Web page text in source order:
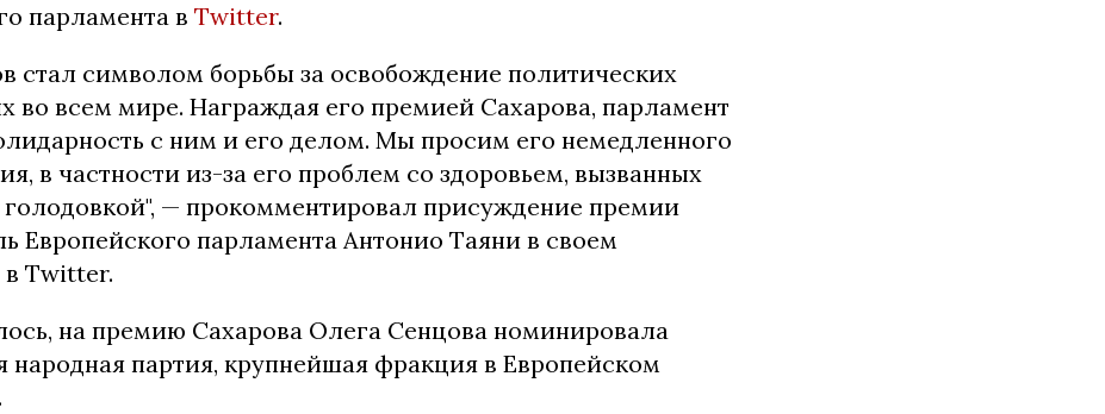
парламента в Twitter.
стал символом борьбы за освобождение политических
во всем мире. Награждая его премией Сахарова, парламент
с ним и его делом. Мы просим его немедленного
в частности из-за его проблем со здоровьем, вызванных
— прокомментировал присуждение премии
Европейского парламента Антонио Таяни в своем
Twitter.
на премию Сахарова Олега Сенцова номинировала
народная партия, крупнейшая фракция в Европейском